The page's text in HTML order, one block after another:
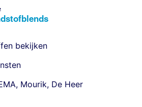
bekijken
, Mourik, De Heer